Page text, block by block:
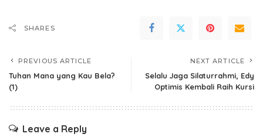
SHARES
PREVIOUS ARTICLE
Tuhan Mana yang Kau Bela?
(1)
NEXT ARTICLE
Selalu Jaga Silaturrahmi, Edy
Optimis Kembali Raih Kursi
Leave a Reply